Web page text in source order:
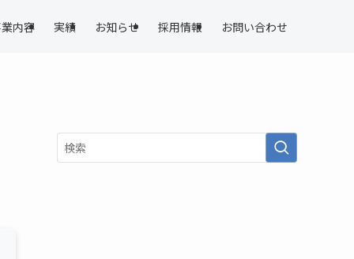
内容 実績 お知らせ 採用情報 お問い合わせ